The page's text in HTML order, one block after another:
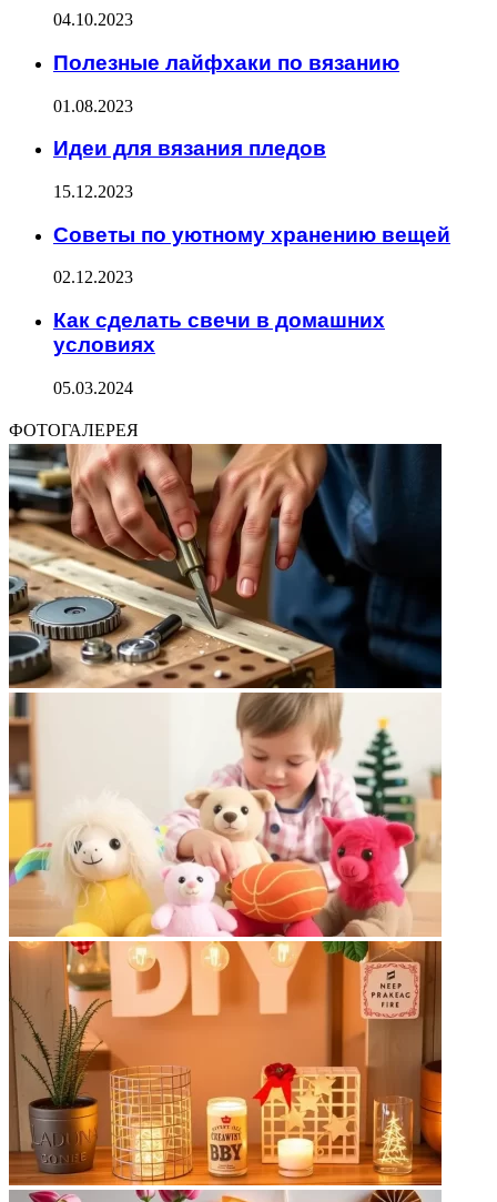
04.10.2023
Полезные лайфхаки по вязанию
01.08.2023
Идеи для вязания пледов
15.12.2023
Советы по уютному хранению вещей
02.12.2023
Как сделать свечи в домашних
условиях
05.03.2024
ФОТОГАЛЕРЕЯ